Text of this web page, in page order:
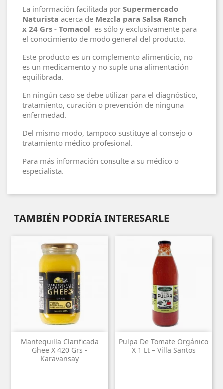
La información facilitada por Supermercado
Naturista acerca de Mezcla para Salsa Ranch
x 24 Grs - Tomacol es sólo y exclusivamente para
el conocimiento de modo general del producto.
Este producto es un complemento alimenticio, no
es un medicamento y no suple una alimentación
equilibrada.
En ningún caso se debe utilizar para el diagnóstico,
tratamiento, curación o prevención de ninguna
enfermedad.
Del mismo modo, tampoco sustituye al consejo o
tratamiento médico profesional.
Para más información consulte a su médico o
especialista.
TAMBIÉN PODRÍA INTERESARLE
Mantequilla Clarificada
Ghee X 420 Grs -
Karavansay
Pulpa De Tomate Orgánico
X 1 Lt – Villa Santos